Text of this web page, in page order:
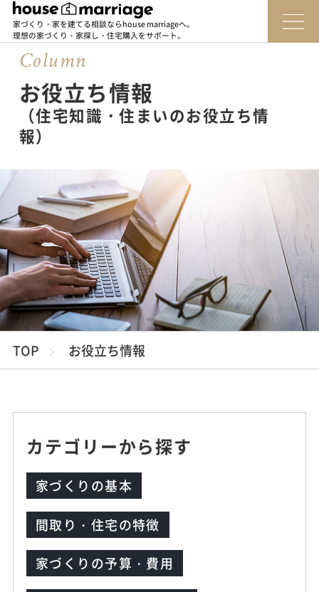
家づくり・家を建てる相談ならhouse marriageへ。
理想の家づくり・家探し・住宅購入をサポート。
Column
お役立ち情報
（住宅知識・住まいのお役立ち情
報）
TOP お役立ち情報
カテゴリーから探す
家づくりの基本
間取り・住宅の特徴
家づくりの予算・費用